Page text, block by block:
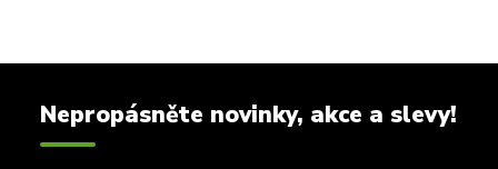
Nepropásněte novinky, akce a slevy!